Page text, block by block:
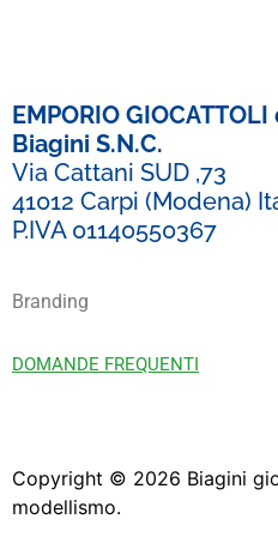
EMPORIO
Biagini S.N.C.
Via Cattani SUD ,73
41012 Carpi (Modena)
P.IVA 01140550367
Branding
DOMANDE FREQUENTI
Copyright © 2026 Biagini
modellismo.